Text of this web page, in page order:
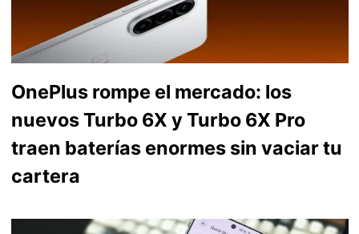
OnePlus rompe el mercado: los
nuevos Turbo 6X y Turbo 6X Pro
traen baterías enormes sin vaciar tu
cartera